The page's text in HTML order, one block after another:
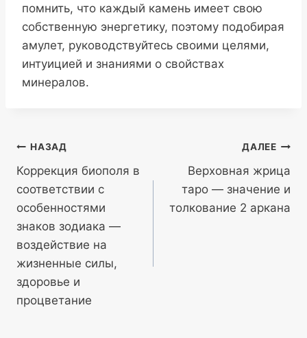
помнить, что каждый камень имеет свою
собственную энергетику, поэтому подобирая
амулет, руководствуйтесь своими целями,
интуицией и знаниями о свойствах
минералов.
Навигация
по
записям
НАЗАД
Коррекция биополя в
соответствии с
особенностями
знаков зодиака —
воздействие на
жизненные силы,
здоровье и
процветание
ДАЛЕЕ
Верховная жрица
таро — значение и
толкование 2 аркана